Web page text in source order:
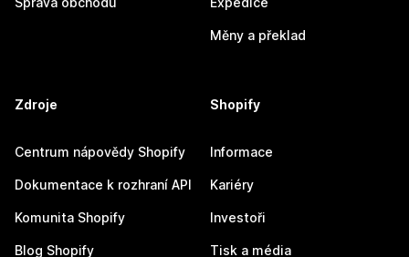
Měny a překlad
Zdroje
Centrum nápovědy Shopify
Dokumentace k rozhraní API
Komunita Shopify
Blog Shopify
Shopify
Informace
Kariéry
Investoři
Tisk a média